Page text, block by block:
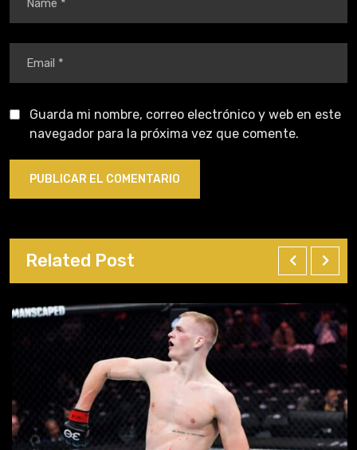
Guarda mi nombre, correo electrónico y web en este
navegador para la próxima vez que comente.
Related Post